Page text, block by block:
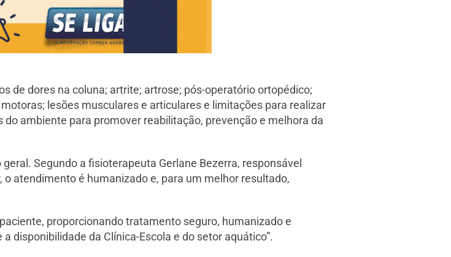
de dores na coluna; artrite; artrose; pós-operatório ortopédico;
lesões musculares e articulares e limitações para realizar
ambiente para promover reabilitação, prevenção e melhora da
Segundo a fisioterapeuta Gerlane Bezerra, responsável
atendimento é humanizado e, para um melhor resultado,
proporcionando tratamento seguro, humanizado e
disponibilidade da Clínica-Escola e do setor aquático”.